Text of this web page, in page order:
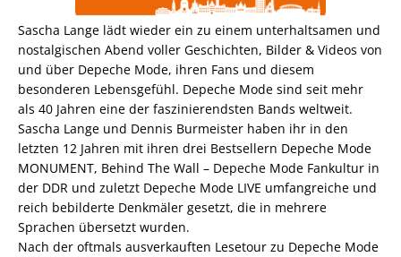
Sascha Lange lädt wieder ein zu einem unterhaltsamen und
nostalgischen Abend voller Geschichten, Bilder & Videos von
und über Depeche Mode, ihren Fans und diesem
besonderen Lebensgefühl. Depeche Mode sind seit mehr
als 40 Jahren eine der faszinierendsten Bands weltweit.
Sascha Lange und Dennis Burmeister haben ihr in den
letzten 12 Jahren mit ihren drei Bestsellern Depeche Mode
MONUMENT, Behind The Wall – Depeche Mode Fankultur in
der DDR und zuletzt Depeche Mode LIVE umfangreiche und
reich bebilderte Denkmäler gesetzt, die in mehrere
Sprachen übersetzt wurden.
Nach der oftmals ausverkauften Lesetour zu Depeche Mode